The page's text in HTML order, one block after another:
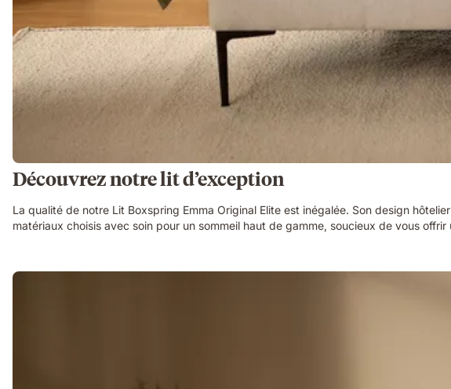
Découvrez notre lit d’exception
La qualité de notre Lit Boxspring Emma Original Elite est inégalée. Son design
matériaux choisis avec soin pour un sommeil haut de gamme, soucieux de vous offrir